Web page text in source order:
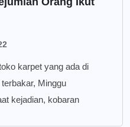
karpet yang ada di
Minggu
kejadian, kobaran